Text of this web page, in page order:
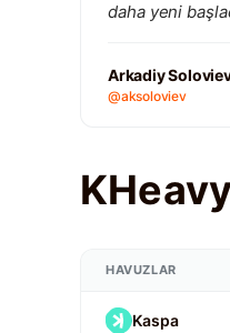
daha yeni
Arkadiy
@aksoloviev
HAVUZLAR
Kaspa